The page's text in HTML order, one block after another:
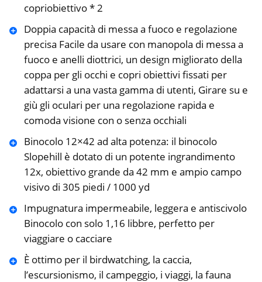
copriobiettivo * 2
Doppia capacità di messa a fuoco e regolazione
precisa Facile da usare con manopola di messa a
fuoco e anelli diottrici, un design migliorato della
coppa per gli occhi e copri obiettivi fissati per
adattarsi a una vasta gamma di utenti, Girare su e
giù gli oculari per una regolazione rapida e
comoda visione con o senza occhiali
Binocolo 12×42 ad alta potenza: il binocolo
Slopehill è dotato di un potente ingrandimento
12x, obiettivo grande da 42 mm e ampio campo
visivo di 305 piedi / 1000 yd
Impugnatura impermeabile, leggera e antiscivolo
Binocolo con solo 1,16 libbre, perfetto per
viaggiare o cacciare
È ottimo per il birdwatching, la caccia,
l’escursionismo, il campeggio, i viaggi, la fauna